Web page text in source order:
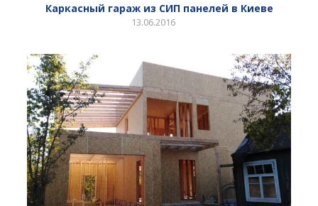
Каркасный гараж из СИП панелей в Киеве
13.06.2016